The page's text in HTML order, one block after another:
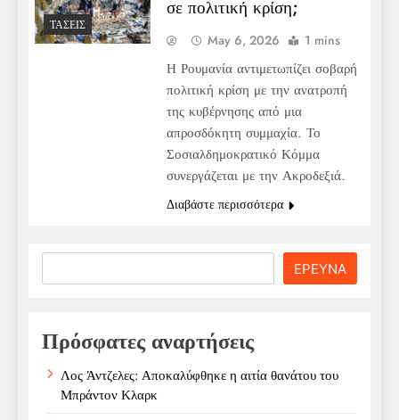
ΤΆΣΕΙΣ
σε πολιτική κρίση;
May 6, 2026 1 mins
Η Ρουμανία αντιμετωπίζει σοβαρή
πολιτική κρίση με την ανατροπή
της κυβέρνησης από μια
απροσδόκητη συμμαχία. Το
Σοσιαλδημοκρατικό Κόμμα
συνεργάζεται με την Ακροδεξιά.
Διαβάστε περισσότερα
ΕΡΕΥΝΑ
Πρόσφατες αναρτήσεις
Λος Άντζελες: Αποκαλύφθηκε η αιτία θανάτου του
Μπράντον Κλαρκ